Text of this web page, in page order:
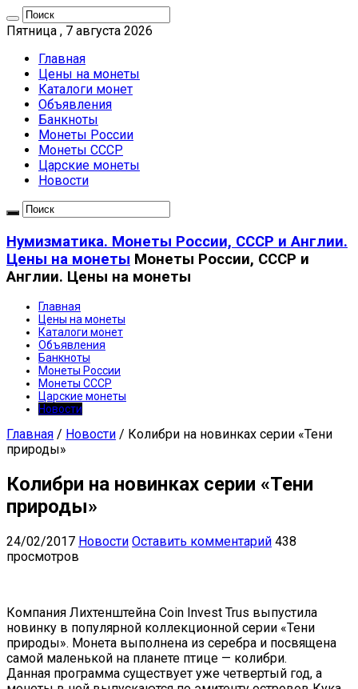
Пятница , 7 августа 2026
Главная
Цены на монеты
Каталоги монет
Объявления
Банкноты
Монеты России
Монеты СССР
Царские монеты
Новости
Нумизматика. Монеты России, СССР и Англии.
Цены на монеты Монеты России, СССР и
Англии. Цены на монеты
Главная
Цены на монеты
Каталоги монет
Объявления
Банкноты
Монеты России
Монеты СССР
Царские монеты
Новости
Главная / Новости / Колибри на новинках серии «Тени
природы»
Колибри на новинках серии «Тени
природы»
24/02/2017 Новости Оставить комментарий 438
просмотров
Компания Лихтенштейна Coin Invest Trus выпустила
новинку в популярной коллекционной серии «Тени
природы». Монета выполнена из серебра и посвящена
самой маленькой на планете птице — колибри.
Данная программа существует уже четвертый год, а